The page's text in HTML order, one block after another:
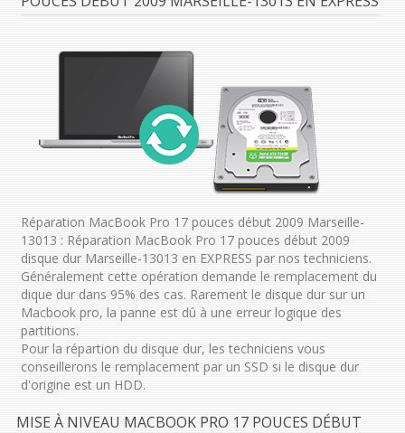
Réparation MacBook Pro 17 pouces début 2009 Marseille-
13013 : Réparation MacBook Pro 17 pouces début 2009
disque dur Marseille-13013 en EXPRESS par nos techniciens.
Généralement cette opération demande le remplacement du
dique dur dans 95% des cas. Rarement le disque dur sur un
Macbook pro, la panne est dû à une erreur logique des
partitions.
Pour la répartion du disque dur, les techniciens vous
conseillerons le remplacement par un SSD si le disque dur
d'origine est un HDD.
MISE À NIVEAU MACBOOK PRO 17 POUCES DÉBUT